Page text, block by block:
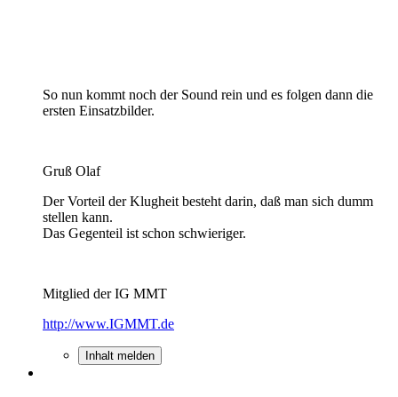
So nun kommt noch der Sound rein und es folgen dann die
ersten Einsatzbilder.
Gruß Olaf
Der Vorteil der Klugheit besteht darin, daß man sich dumm
stellen kann.
Das Gegenteil ist schon schwieriger.
Mitglied der IG MMT
http://www.IGMMT.de
Inhalt melden